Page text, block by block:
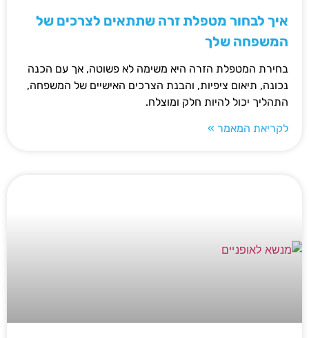
איך לבחור מטפלת זרה שתתאים לצרכים של
המשפחה שלך
בחירת המטפלת הזרה היא משימה לא פשוטה, אך עם הכנה
נכונה, תיאום ציפיות, והבנת הצרכים האישיים של המשפחה,
התהליך יכול להיות חלק ומוצלח.
לקריאת המאמר »